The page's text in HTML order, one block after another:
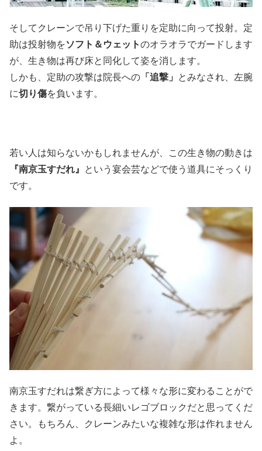
そしてクレーンで吊り下げた重りを定助に向って投射。定
助は投射物をソフト＆ウェットのオラオラでガードします
が、生き物は再び床と同化して姿を消します。
しかも、定助の攻撃は院長への 「追撃」
とみなされ、左腕
に切り傷を負います。
若い人は知らないかもしれませんが、この生き物の動きは
『南京玉すだれ』
という宴会芸などで使う道具にそっくり
です。
南京玉すだれは繋ぎ方によって様々な形に変わることがで
きます。繋がっている長細いレゴブロックだと思ってくだ
さい。もちろん、クレーンみたいな複雑な形は作れません
よ。